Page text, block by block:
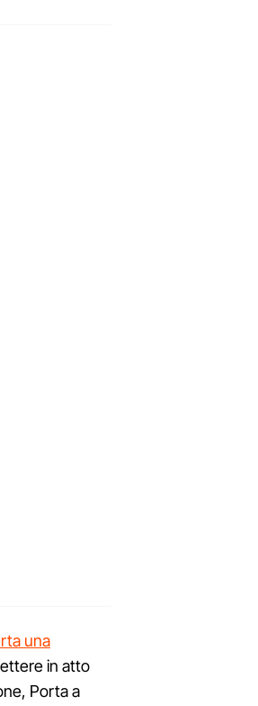
una
in atto
Porta a